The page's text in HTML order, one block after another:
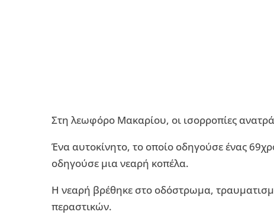
Στη λεωφόρο Μακαρίου, οι ισορροπίες
Ένα αυτοκίνητο, το οποίο οδηγούσε ένας
οδηγούσε μια νεαρή κοπέλα.
Η νεαρή βρέθηκε στο οδόστρωμα,
περαστικών.